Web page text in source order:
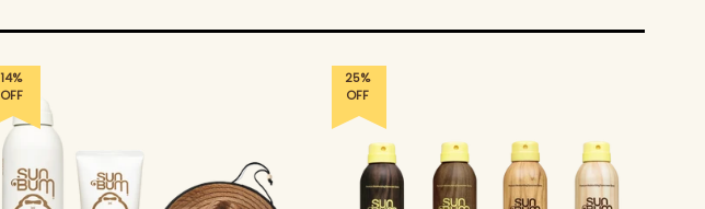
14%
OFF
25%
OFF